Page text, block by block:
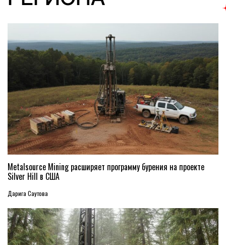
Metalsource Mining расширяет программу бурения на проекте
Silver Hill в США
Дарига Саутова